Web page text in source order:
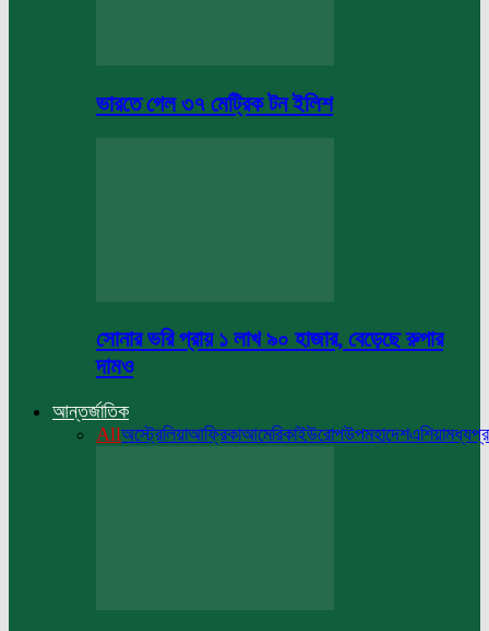
ভারতে গেল ৩৭ মেট্রিক টন ইলিশ
সোনার ভরি প্রায় ১ লাখ ৯০ হাজার, বেড়েছে রুপার
দামও
আন্তর্জাতিক
Allঅস্ট্রেলিয়াআফ্রিকাআমেরিকাইউরোপউপমহাদেশএশিয়া